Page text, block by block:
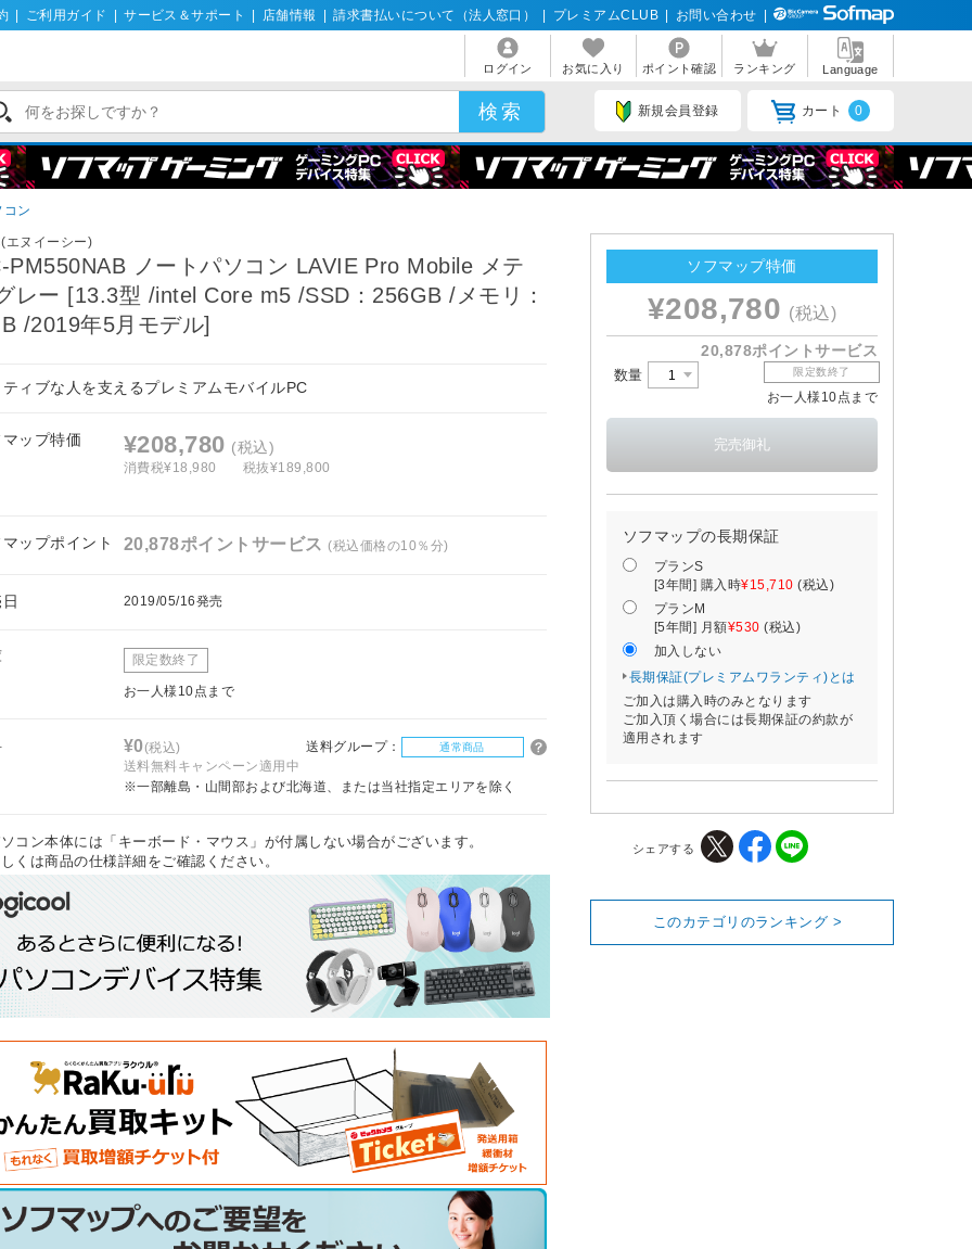
ご利用ガイド サービス＆サポート 店舗情報 請求書払いについて（法人窓口） プレミアムCLUB お問い合わせ
ログイン お気に入り ポイント確認 ランキング Language
新規会員登録 カート 0
ン
エヌイーシー)
PM550NAB ノートパソコン LAVIE Pro Mobile メテ
レー [13.3型 /intel Core m5 /SSD：256GB /メモリ：
/2019年5月モデル]
ィブな人を支えるプレミアムモバイルPC
ップ特価 ¥208,780 (税込)
消費税¥18,980 税抜¥189,800
ップポイント 20,878ポイントサービス(税込価格の10％分)
2019/05/16発売
限定数終了
お一人様10点まで
¥0(税込) 送料グループ： 通常商品
送料無料キャンペーン適用中
※一部離島・山間部および北海道、または当社指定エリアを除く
コン本体には「キーボード・マウス」が付属しない場合がございます。
は商品の仕様詳細をご確認ください。
ソフマップ特価
¥208,780 (税込)
20,878ポイントサービス
数量 限定数終了
お一人様10点まで
ソフマップの長期保証
プランS
[3年間] 購入時¥15,710 (税込)
プランM
[5年間] 月額¥530 (税込)
加入しない
長期保証(プレミアムワランティ)とは
ご加入は購入時のみとなります
ご加入頂く場合には長期保証の約款が
適用されます
シェアする
このカテゴリのランキング >